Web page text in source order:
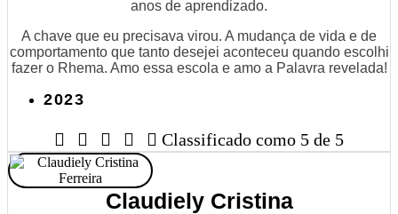
anos de aprendizado.
A chave que eu precisava virou. A mudança de vida e de
comportamento que tanto desejei aconteceu quando escolhi
fazer o Rhema. Amo essa escola e amo a Palavra revelada!
2023
     Classificado como 5 de 5
Claudiely Cristina